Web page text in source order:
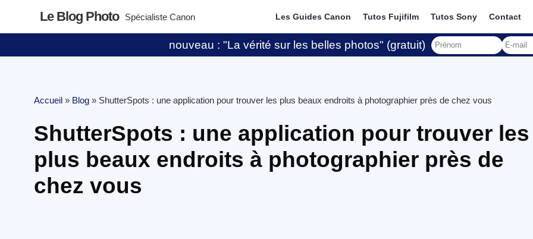
Le Blog Photo Spécialiste Canon Les Guides Canon Tutos Fujifilm Tutos Sony Contact
nouveau : "La vérité sur les belles photos" (gratuit)
Accueil » Blog » ShutterSpots : une application pour trouver les plus beaux endroits à photographier près de chez vous
ShutterSpots : une application pour trouver les
plus beaux endroits à photographier près de
chez vous